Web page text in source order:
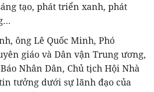
tạo, phát triển xanh, phát
ông Lê Quốc Minh, Phó
giáo và Dân vận Trung ương,
Nhân Dân, Chủ tịch Hội Nhà
tưởng dưới sự lãnh đạo của